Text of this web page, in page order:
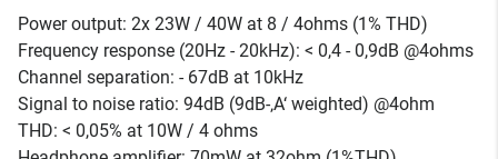
Power output: 2x 23W / 40W at 8 / 4ohms (1% THD)
Frequency response (20Hz - 20kHz): < 0,4 - 0,9dB @4ohms
Channel separation: - 67dB at 10kHz
Signal to noise ratio: 94dB (9dB-‚A‘ weighted) @4ohm
THD: < 0,05% at 10W / 4 ohms